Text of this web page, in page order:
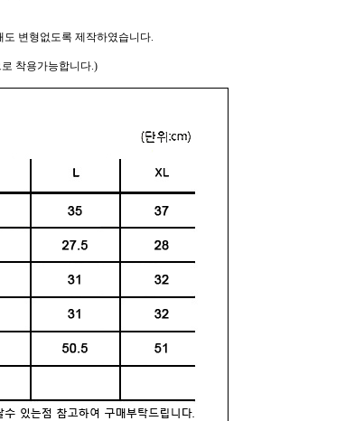
변형없도록 제작하였습니다.
착용가능합니다.)